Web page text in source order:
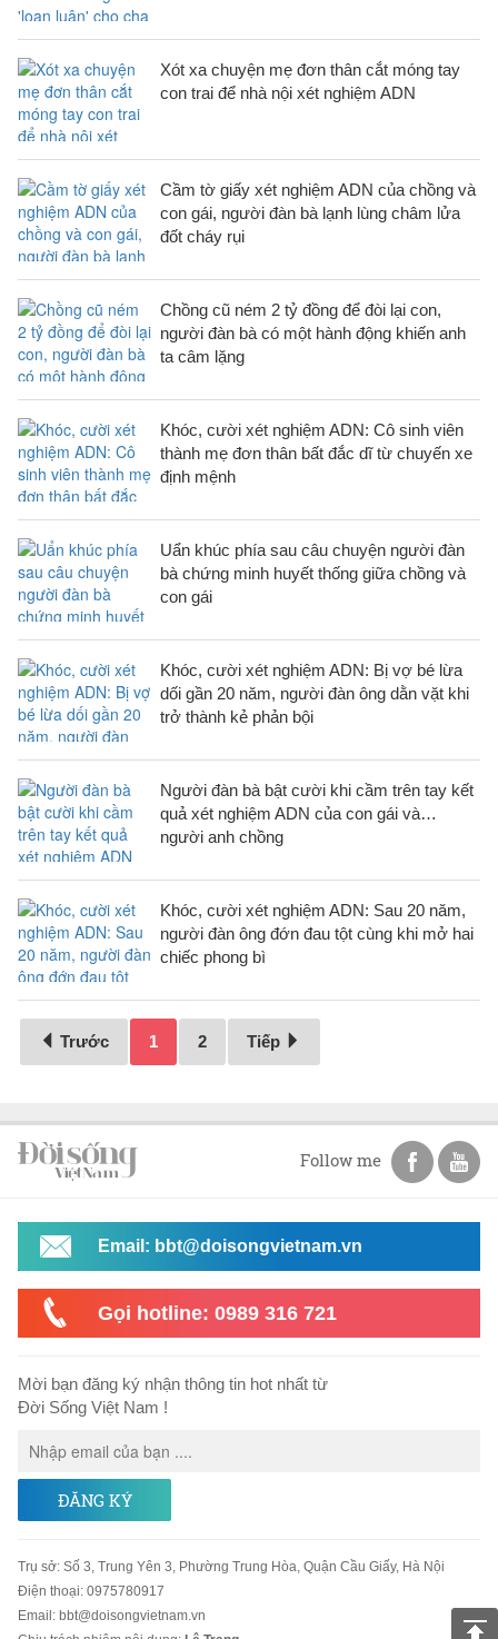
Xót xa chuyện mẹ đơn thân cắt móng tay
con trai để nhà nội xét nghiệm ADN
Cầm tờ giấy xét nghiệm ADN của chồng và
con gái, người đàn bà lạnh lùng châm lửa
đốt cháy rụi
Chồng cũ ném 2 tỷ đồng để đòi lại con,
người đàn bà có một hành động khiến anh
ta câm lặng
Khóc, cười xét nghiệm ADN: Cô sinh viên
thành mẹ đơn thân bất đắc dĩ từ chuyến xe
định mệnh
Uẩn khúc phía sau câu chuyện người đàn
bà chứng minh huyết thống giữa chồng và
con gái
Khóc, cười xét nghiệm ADN: Bị vợ bé lừa
dối gần 20 năm, người đàn ông dằn vặt khi
trở thành kẻ phản bội
Người đàn bà bật cười khi cầm trên tay kết
quả xét nghiệm ADN của con gái và…
người anh chồng
Khóc, cười xét nghiệm ADN: Sau 20 năm,
người đàn ông đớn đau tột cùng khi mở hai
chiếc phong bì
Trước 1 2 Tiếp
Follow me
Email: bbt@doisongvietnam.vn
Gọi hotline: 0989 316 721
Mời bạn đăng ký nhận thông tin hot nhất từ
Đời Sống Việt Nam !
ĐĂNG KÝ
Trụ sở: Số 3, Trung Yên 3, Phường Trung Hòa, Quận Cầu Giấy, Hà Nội
Điện thoại: 0975780917
Email : bbt@doisongvietnam.vn